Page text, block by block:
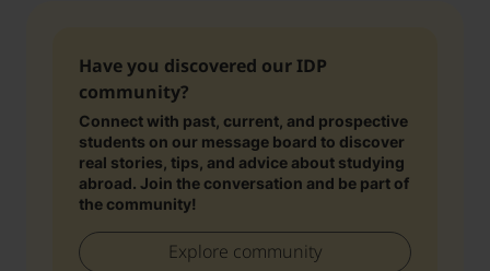
Have you discovered our IDP
community?
Connect with past, current, and prospective
students on our message board to discover
real stories, tips, and advice about studying
abroad. Join the conversation and be part of
the community!
Explore community